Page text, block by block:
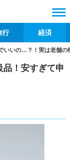
行 経済
いいの…？！実は老舗の
！安すぎて申